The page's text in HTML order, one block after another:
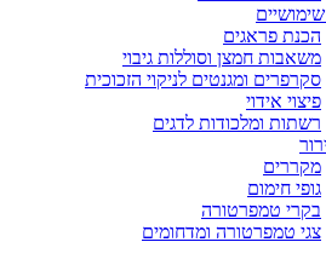
הכנת פראגים
משאבות חמצן וסוללות גיבוי
סקרפרים ומגנטים לניקוי הזכוכית
פיצוי אידוי
רשתות ומלכודות לדגים
מקררים
גופי חימום
בקרי טמפרטורה
צגי טמפרטורה ומדחומים